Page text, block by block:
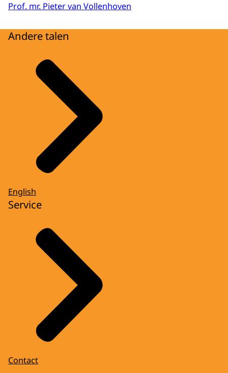
Prof. mr. Pieter van Vollenhoven
Andere talen
English
Service
Contact